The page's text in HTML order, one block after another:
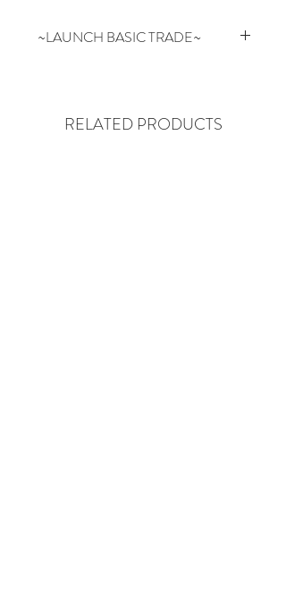
~LAUNCH BASIC TRADE~
理想の物を追及し、オートクチュ
ールとプライシングを追い求め
RELATED PRODUCTS